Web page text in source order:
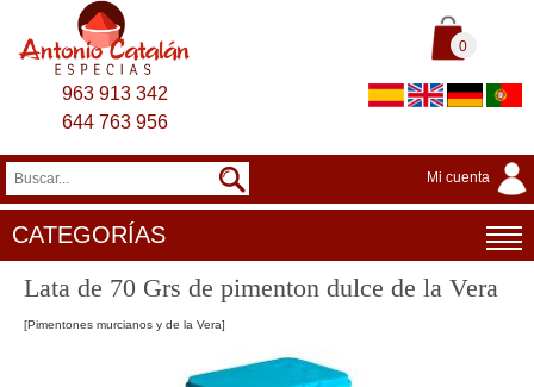
0
963 913 342
644 763 956
Mi cuenta
CATEGORÍAS
Lata de 70 Grs de pimenton dulce de la Vera
[Pimentones murcianos y de la Vera]